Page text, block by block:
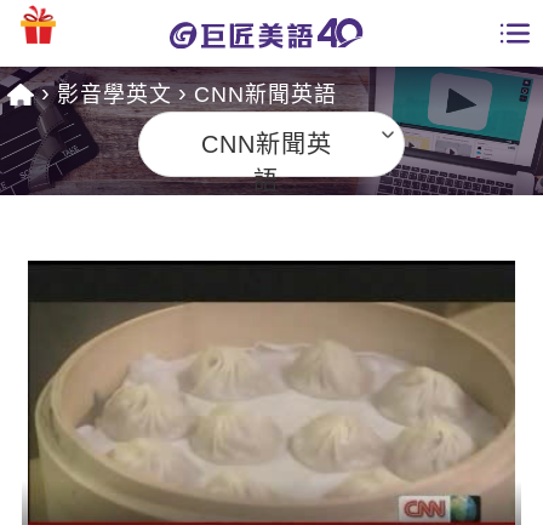
課程總覽
英文會話
商用英文
英文檢定
全國分校
免費資源
英文部落格
多益秒學堂
師資團隊
學習分享
學員專區
影音學英文 CNN新聞英語
CNN新聞英
語